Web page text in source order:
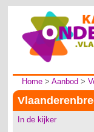
Home >Aanbod >
In de kijker